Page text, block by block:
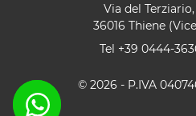
Via del Terziario,
36016 Thiene
Tel +39 0444-
© 2026 - P.IVA